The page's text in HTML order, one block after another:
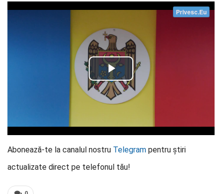
Abonează-te la canalul nostru Telegram pentru știri
actualizate direct pe telefonul tău!